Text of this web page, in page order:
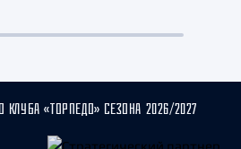
«ТОРПЕДО» СЕЗОНА 2026/2027